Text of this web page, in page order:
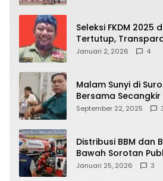
Seleksi FKDM 2025
Tertutup,
Pramono–Rano
Januari 2, 2026 4
Malam Sunyi di
Bersama
September 22, 2025
Distribusi BBM dan
Bawah Sorotan
Kepentingan
Januari 25, 2026 3